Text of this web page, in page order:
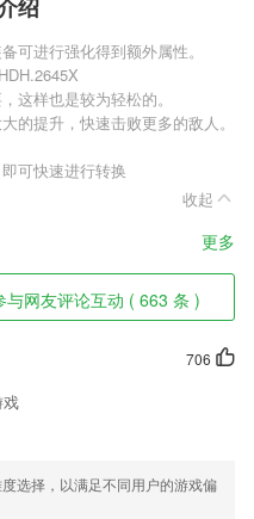
绍
可进行强化得到额外属性。
这样也是较为轻松的。
的提升，快速击败更多的敌人。
可快速进行转换
收起
更多
网友评论互动 ( 663 条 )
706
选择，以满足不同用户的游戏偏